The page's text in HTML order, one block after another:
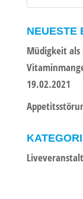
NEUESTE
Müdigkeit
19.02.2021